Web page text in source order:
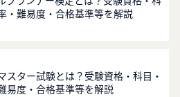
・難易度・合格基準等を解説
スター試験とは？受験資格・科目・
易度・合格基準等を解説